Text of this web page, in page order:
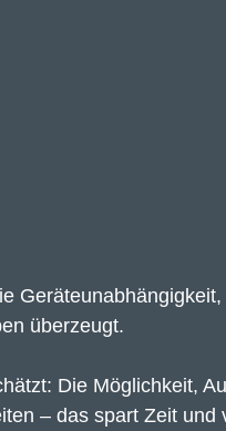
überzeugt.
Die Möglichkeit,
– das spart Zeit